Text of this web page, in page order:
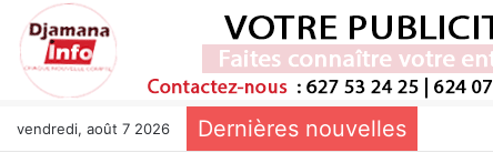
vendredi, août 7 2026 Dernières nouvelles